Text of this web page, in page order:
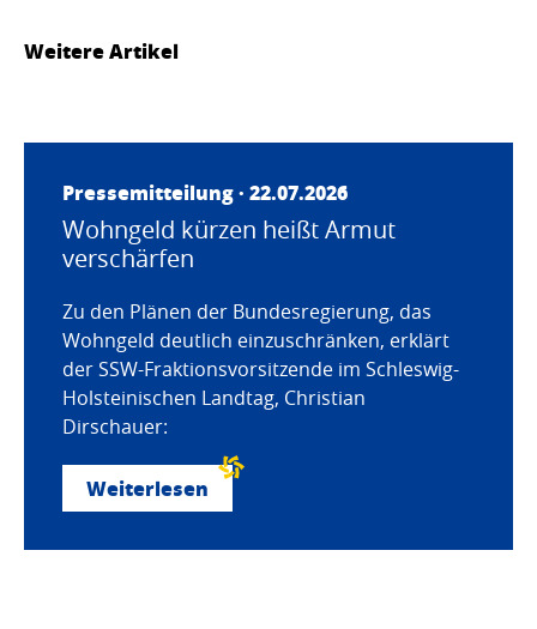
Weitere Artikel
Pressemitteilung · 22.07.2026
Wohngeld kürzen heißt Armut
verschärfen
Zu den Plänen der Bundesregierung, das
Wohngeld deutlich einzuschränken, erklärt
der SSW-Fraktionsvorsitzende im Schleswig-
Holsteinischen Landtag, Christian
Dirschauer:
Weiterlesen